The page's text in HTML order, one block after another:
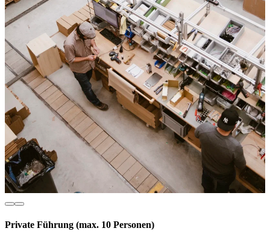
Private Führung (max. 10 Personen)